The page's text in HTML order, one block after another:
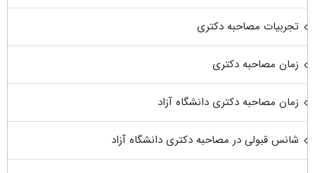
تجربیات مصاحبه دکتری
زمان مصاحبه دکتری
زمان مصاحبه دکتری دانشگاه آزاد
شانس قبولی در مصاحبه دکتری دانشگاه آزاد